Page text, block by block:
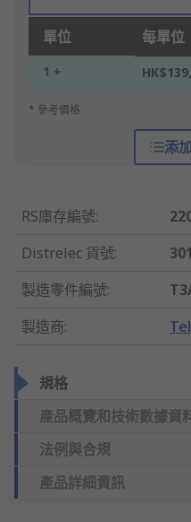
單位 每單位
1 +
* 參考價格
添
RS庫存編號:
Distrelec 貨號:
製造零件編號:
製造商:
規格
產品概覽和技術數據資
法例與合規
產品詳細資訊